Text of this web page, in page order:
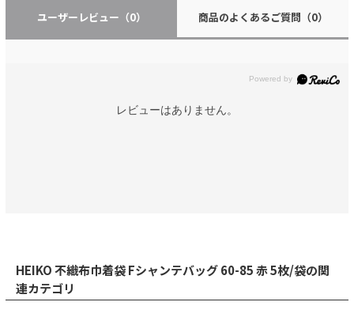
ユーザーレビュー （0） 商品のよくあるご質問 （0）
レビューはありません。
HEIKO 不織布巾着袋 Fシャンテバッグ 60-85 赤 5枚/袋の関
連カテゴリ